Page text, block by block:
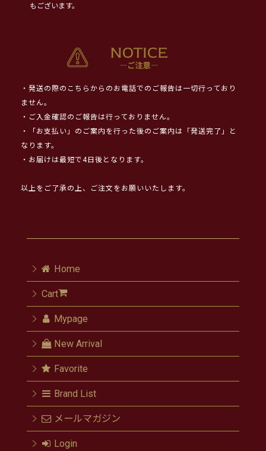
もございます。
・発送の際のこちらからのお電話でのご報告は一切行っており
ません。
・ご入金確認のご報告は行っておりません。
・「お支払い」のご案内を行った後のご案内は「発送完了」と
なります。
・お届けは最短で4日後となります。
以上をご了承の上、ご注文をお願いいたします。
Home
Cart
Mypage
New Arrival
Favorite
Brand List
メールマガジン
Login